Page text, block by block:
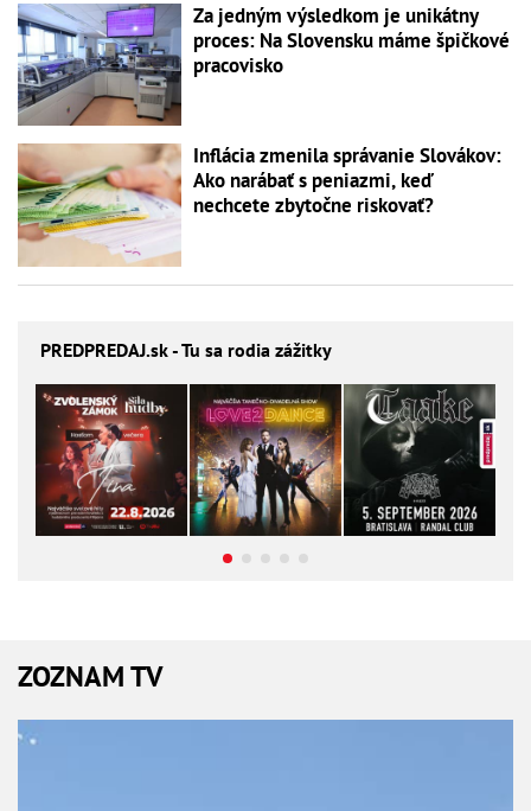
Za jedným výsledkom je unikátny
proces: Na Slovensku máme špičkové
pracovisko
Inflácia zmenila správanie Slovákov:
Ako narábať s peniazmi, keď
nechcete zbytočne riskovať?
PREDPREDAJ.sk - Tu sa rodia zážitky
ZOZNAM TV